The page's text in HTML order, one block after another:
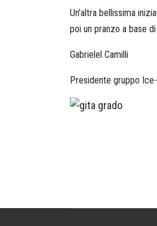
Un'altra bellissima
poi un pranzo a base
Gabrielel Camilli
Presidente gruppo